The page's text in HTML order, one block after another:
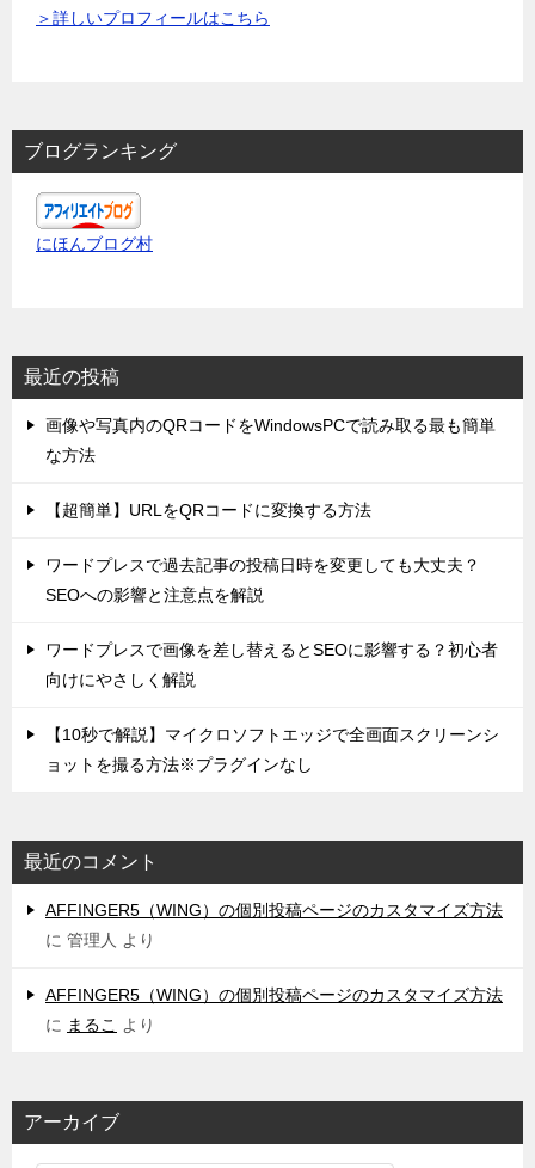
＞詳しいプロフィールはこちら
ブログランキング
にほんブログ村
最近の投稿
画像や写真内のQRコードをWindowsPCで読み取る最も簡単
な方法
【超簡単】URLをQRコードに変換する方法
ワードプレスで過去記事の投稿日時を変更しても大丈夫？
SEOへの影響と注意点を解説
ワードプレスで画像を差し替えるとSEOに影響する？初心者
向けにやさしく解説
【10秒で解説】マイクロソフトエッジで全画面スクリーンシ
ョットを撮る方法※プラグインなし
最近のコメント
AFFINGER5（WING）の個別投稿ページのカスタマイズ方法
に 管理人 より
AFFINGER5（WING）の個別投稿ページのカスタマイズ方法
に まるこ より
アーカイブ